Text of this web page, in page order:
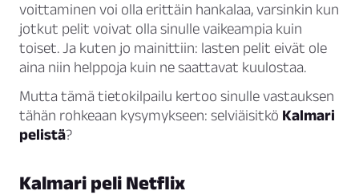
voittaminen voi olla erittäin hankalaa, varsinkin kun
jotkut pelit voivat olla sinulle vaikeampia kuin
toiset. Ja kuten jo mainittiin: lasten pelit eivät ole
aina niin helppoja kuin ne saattavat kuulostaa.
Mutta tämä tietokilpailu kertoo sinulle vastauksen
tähän rohkeaan kysymykseen: selviäisitkö Kalmari
pelistä?
Kalmari peli Netflix